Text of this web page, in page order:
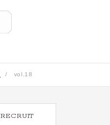
/ vol.18
RECRUIT